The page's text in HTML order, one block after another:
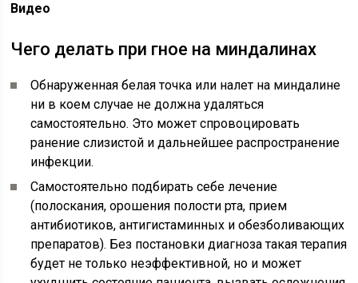
Видео
Чего делать при гное на миндалинах
Обнаруженная белая точка или налет на миндалине
ни в коем случае не должна удаляться
самостоятельно. Это может спровоцировать
ранение слизистой и дальнейшее распространение
инфекции.
Самостоятельно подбирать себе лечение
(полоскания, орошения полости рта, прием
антибиотиков, антигистаминных и обезболивающих
препаратов). Без постановки диагноза такая терапия
будет не только неэффективной, но и может